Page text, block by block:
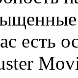
есть